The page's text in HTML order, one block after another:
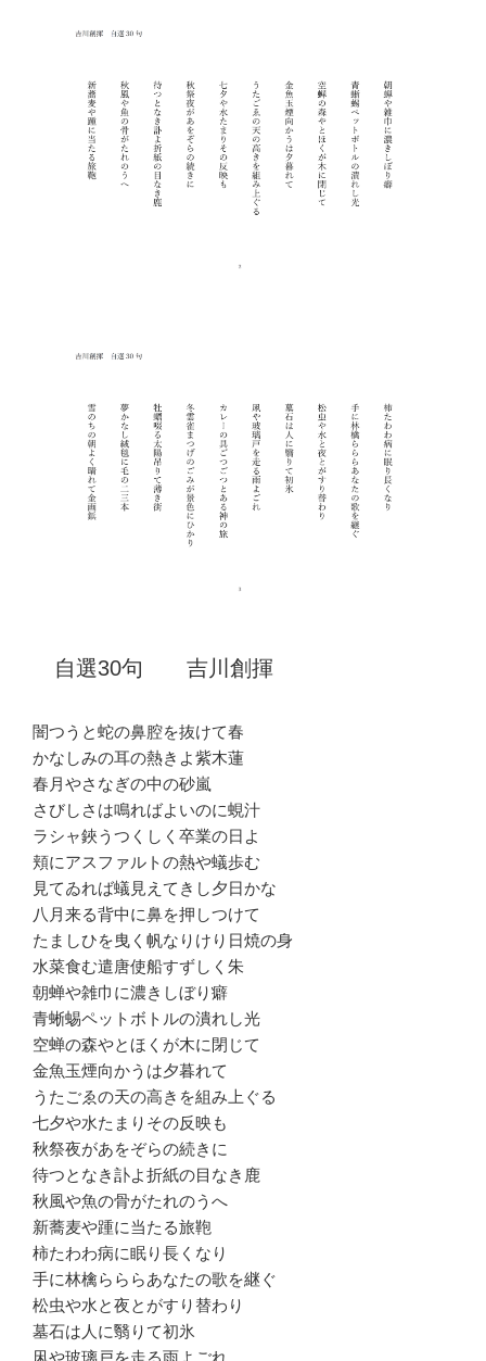
自選30句 吉川創揮
闇つうと蛇の鼻腔を抜けて春
かなしみの耳の熱きよ紫木蓮
春月やさなぎの中の砂嵐
さびしさは鳴ればよいのに蜆汁
ラシャ鋏うつくしく卒業の日よ
頬にアスファルトの熱や蟻歩む
見てゐれば蟻見えてきし夕日かな
八月来る背中に鼻を押しつけて
たましひを曳く帆なりけり日焼の身
水菜食む遣唐使船すずしく朱
朝蝉や雑巾に濃きしぼり癖
青蜥蜴ペットボトルの潰れし光
空蝉の森やとほくが木に閉じて
金魚玉煙向かうは夕暮れて
うたごゑの天の高きを組み上ぐる
七夕や水たまりその反映も
秋祭夜があをぞらの続きに
待つとなき訃よ折紙の目なき鹿
秋風や魚の骨がたれのうへ
新蕎麦や踵に当たる旅鞄
柿たわわ病に眠り長くなり
手に林檎らららあなたの歌を継ぐ
松虫や水と夜とがすり替わり
墓石は人に翳りて初氷